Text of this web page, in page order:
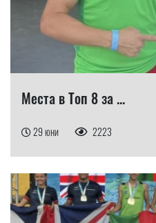
Места в Топ 8 за ...
29 юни 2223